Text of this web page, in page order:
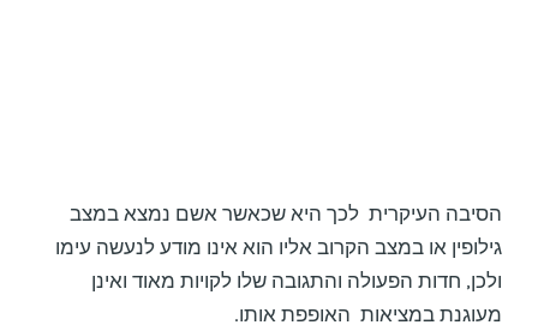
הסיבה העיקרית לכך היא שכאשר אשם נמצא במצב
גילופין או במצב הקרוב אליו הוא אינו מודע לנעשה עימו
ולכן, חדות הפעולה והתגובה שלו לקויות מאוד ואינן
מעוגנת במציאות האופפת אותו.